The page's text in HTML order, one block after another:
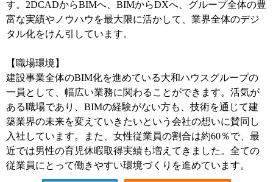
す。2DCADからBIMへ、BIMからDXへ、グループ全体の豊
富な実績やノウハウを最大限に活かして、業界全体のデジ
タル化をけん引しています。
【職場環境】
建設事業全体のBIM化を進めている大和ハウスグループの
一員として、幅広い業務に関わることができます。活気が
ある職場であり、BIMの経験がない方も、技術を通じて建
築業界の未来を変えていきたいという会社の想いに賛同し
入社しています。また、女性従業員の割合は約60％で、最
近では男性の育児休暇取得実績も増えてきました。全ての
従業員にとって働きやすい環境づくりを進めています。